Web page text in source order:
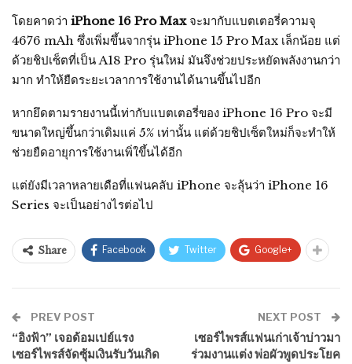
โดยคาดว่า iPhone 16 Pro‌ Maxจะมากับแบตเตอรี่ความจุ
4676 mAh ซึ่งเพิ่มขึ้นจากรุ่น iPhone 15 Pro Max เล็กน้อย แต่
ด้วยชิปเซ็ตที่เป็น A18 Pro รุ่นใหม่ มันจึงช่วยประหยัดพลังงานกว่า
มาก ทำให้ยืดระยะเวลาการใช้งานได้นานขึ้นไปอีก
หากยึดตามรายงานนี้เท่ากับแบตเตอรี่ของ iPhone 16 Pro จะมี
ขนาดใหญ่ขึ้นกว่าเดิมแค่ 5% เท่านั้น แต่ด้วยชิปเซ็ตใหม่ก็จะทำให้
ช่วยยืดอายุการใช้งานเพิ่ใขึ้นได้อีก
แต่ยังมีเวลาหลายเดือที่แฟนคลับ iPhone จะลุ้นว่า iPhone 16
Series จะเป็นอย่างไรต่อไป
Share Facebook Twitter Google+
PREV POST
“อิงฟ้า” เจอด้อมเปย์แรง
เซอร์ไพรส์จัดซุ้มเงินรับวันเกิด
NEXT POST
เซอร์ไพรส์แฟนเก่าเจ้าบ่าวมา
ร่วมงานแต่ง พ่อผัวพูดประโยค